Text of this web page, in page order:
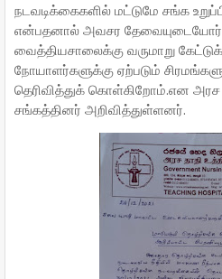
நடவடிக்கைகளில் மட்டுமே சங்க
என்பதனால் அவசர
வைத்தியசாலைக்கு வருமாறு
நோயாளர்களுக்கு ஏற்படும்
தெரிவித்துக் கொள்கிறோம்.என அரச
சங்கத்தினர் அறிவித்துள்ளனர்.